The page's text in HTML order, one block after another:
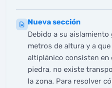
Nueva sección
Debido a su
metros de altura y a
altiplánico consisten en
piedra, no existe
la zona. Para resolver